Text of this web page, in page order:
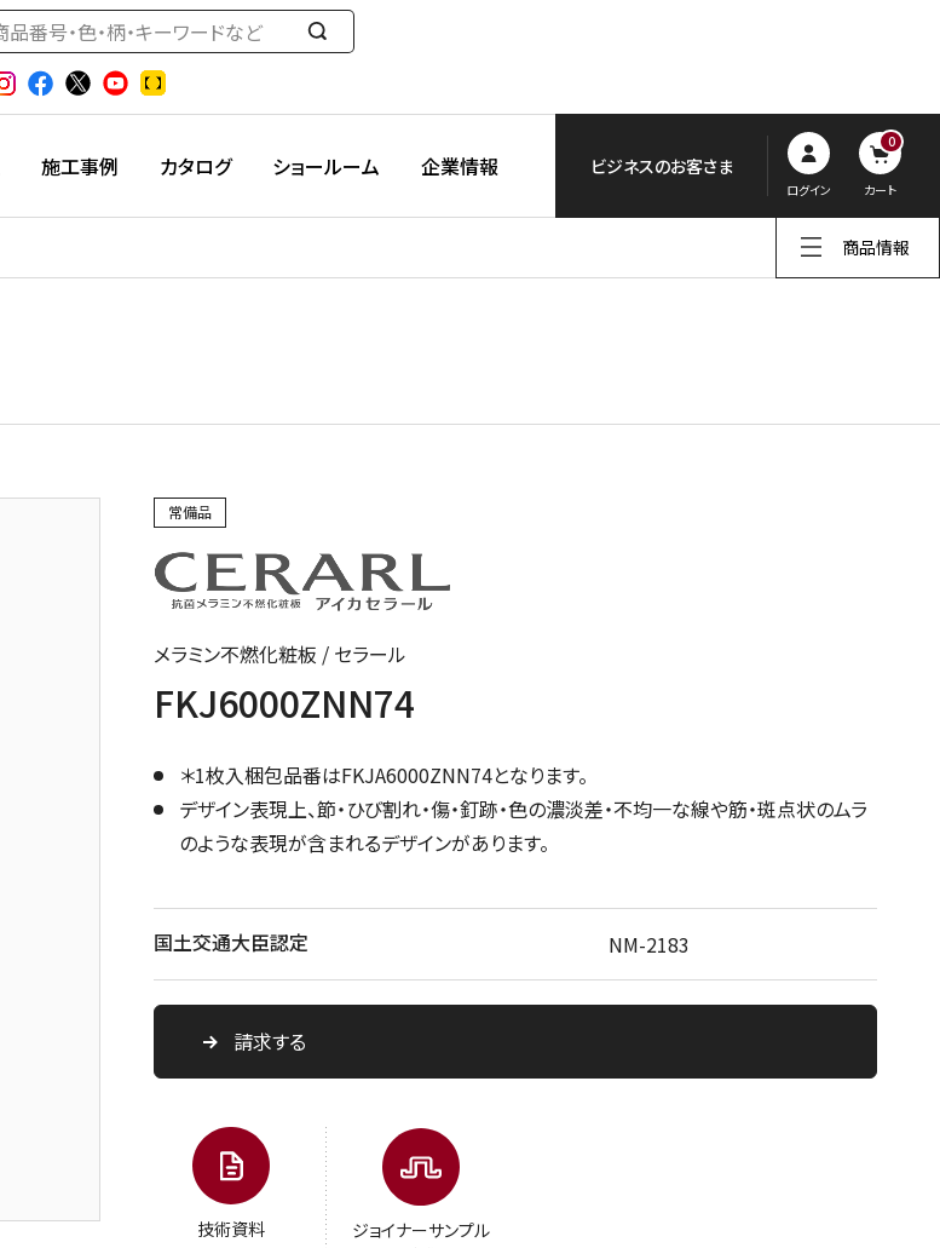
検
す
施工事例 カタログ ショールーム 企業情報 ビジネスのお客さま
ログイン
0
カート
商品情報
常備品
メラミン不燃化粧板 / セラール
FKJ6000ZNN74
＊1枚入梱包品番はFKJA6000ZNN74となります。
デザイン表現上、節・ひび割れ・傷・釘跡・色の濃淡差・不均一な線や筋・斑点状のムラ
のような表現が含まれるデザインがあります。
国土交通大臣認定 NM-2183
請求する
技術資料
ジョイナーサンプル